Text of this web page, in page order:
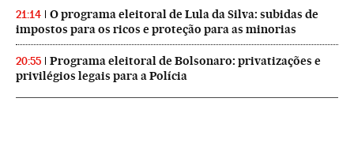
21:14
O programa eleitoral de Lula da Silva: subidas de
impostos para os ricos e proteção para as minorias
20:55
Programa eleitoral de Bolsonaro: privatizações e
privilégios legais para a Polícia